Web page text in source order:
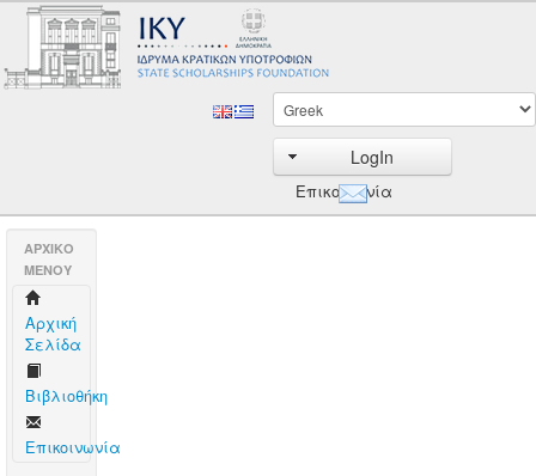
LogIn
Επικοινωνία
AΡΧΙΚΟ
ΜΕΝΟΥ
Aρχική
Σελίδα
Βιβλιοθήκη
Επικοινωνία